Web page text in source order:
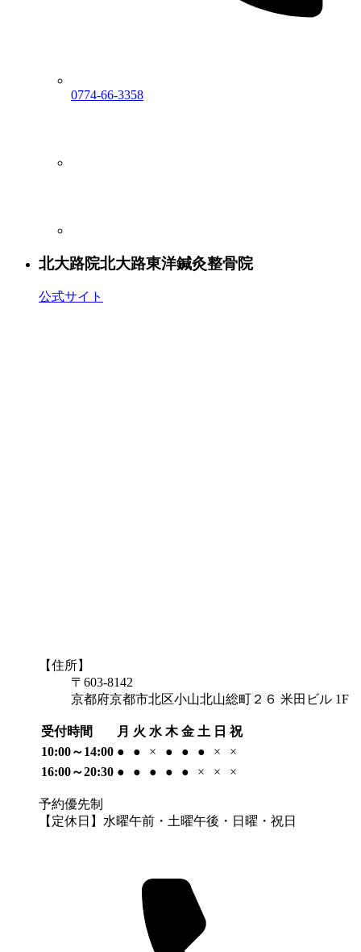
0774-66-3358
北大路院北大路東洋鍼灸整骨院
公式サイト
【住所】
〒603-8142
京都府京都市北区小山北山総町２６ 米田ビル 1F
受付時間 月 火 水 木 金 土 日 祝
10:00～14:00 ● ● × ● ● ● ×
×
16:00～20:30 ● ● ● ● ● × × ×
予約優先制
【定休日】水曜午前・土曜午後・日曜・祝日